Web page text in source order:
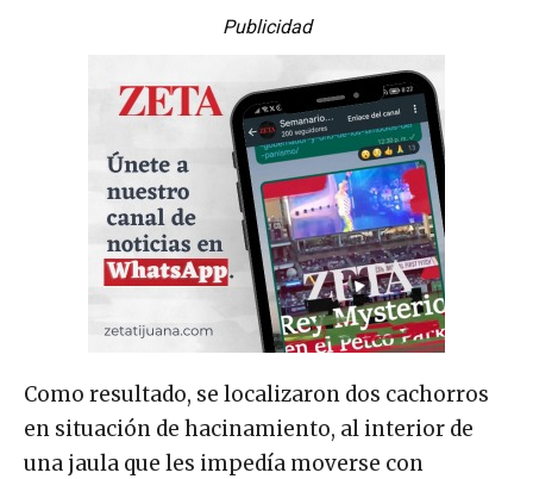
Publicidad
Como resultado, se localizaron dos cachorros
en situación de hacinamiento, al interior de
una jaula que les impedía moverse con